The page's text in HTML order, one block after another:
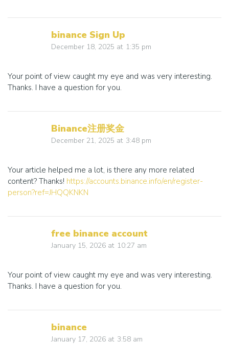
binance Sign Up
December 18, 2025 at 1:35 pm
Your point of view caught my eye and was very interesting.
Thanks. I have a question for you.
Binance注册奖金
December 21, 2025 at 3:48 pm
Your article helped me a lot, is there any more related
content? Thanks! https://accounts.binance.info/en/register-
person?ref=JHQQKNKN
free binance account
January 15, 2026 at 10:27 am
Your point of view caught my eye and was very interesting.
Thanks. I have a question for you.
binance
January 17, 2026 at 3:58 am